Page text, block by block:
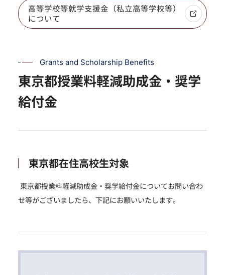
高等学校等就学支援金（私立高等学校等）
について
Grants and Scholarship Benefits
東京都授業料軽減助成金・奨学
給付金
東京都在住高校生対象
東京都授業料軽減助成金・奨学給付金についてお問い合わ
せ等がございましたら、下記にお願いいたします。